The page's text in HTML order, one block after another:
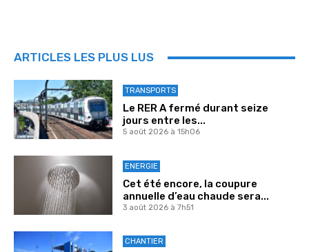
ARTICLES LES PLUS LUS
TRANSPORTS
Le RER A fermé durant seize
jours entre les...
5 août 2026 à 15h06
ENERGIE
Cet été encore, la coupure
annuelle d’eau chaude sera...
3 août 2026 à 7h51
CHANTIER